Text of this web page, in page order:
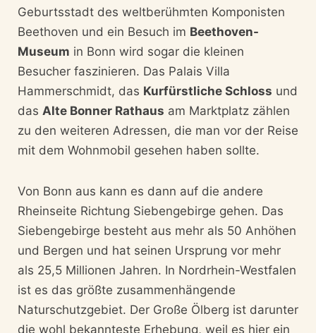
Geburtsstadt des weltberühmten Komponisten
Beethoven und ein Besuch im Beethoven-
Museum in Bonn wird sogar die kleinen
Besucher faszinieren. Das Palais Villa
Hammerschmidt, das Kurfürstliche Schloss und
das Alte Bonner Rathaus am Marktplatz zählen
zu den weiteren Adressen, die man vor der Reise
mit dem Wohnmobil gesehen haben sollte.
Von Bonn aus kann es dann auf die andere
Rheinseite Richtung Siebengebirge gehen. Das
Siebengebirge besteht aus mehr als 50 Anhöhen
und Bergen und hat seinen Ursprung vor mehr
als 25,5 Millionen Jahren. In Nordrhein-Westfalen
ist es das größte zusammenhängende
Naturschutzgebiet. Der Große Ölberg ist darunter
die wohl bekannteste Erhebung, weil es hier ein